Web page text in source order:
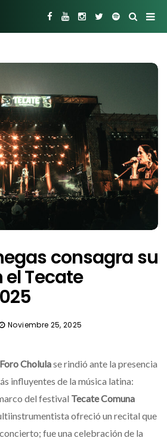
consagra su
Tecate
Noviembre 25, 2025
Foro Cholulase rindió ante la presencia
influyentes de la música latina:
del festival Tecate Comuna
ofreció un recital que
fue una celebración de la